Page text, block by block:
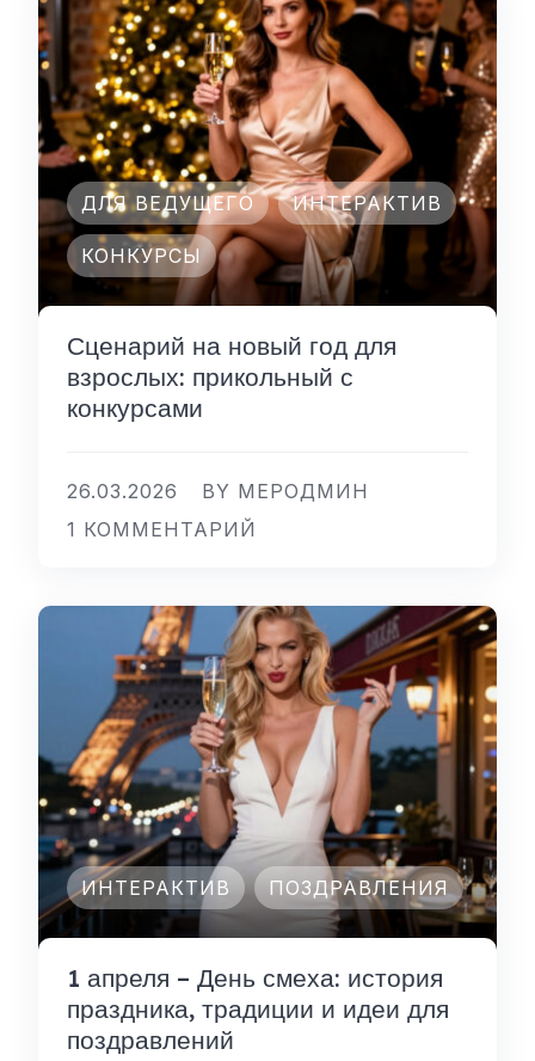
ДЛЯ ВЕДУЩЕГО ИНТЕРАКТИВ
КОНКУРСЫ
Сценарий на новый год для
взрослых: прикольный с
конкурсами
26.03.2026
BY МЕРОДМИН
1 КОММЕНТАРИЙ
ИНТЕРАКТИВ ПОЗДРАВЛЕНИЯ
1 апреля – День смеха: история
праздника, традиции и идеи для
поздравлений